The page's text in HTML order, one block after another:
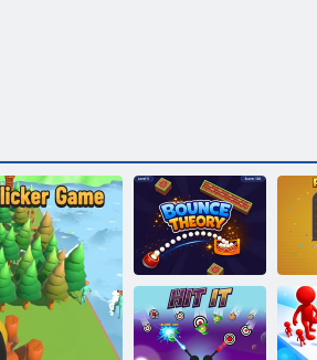
Sıçrama Teorisi